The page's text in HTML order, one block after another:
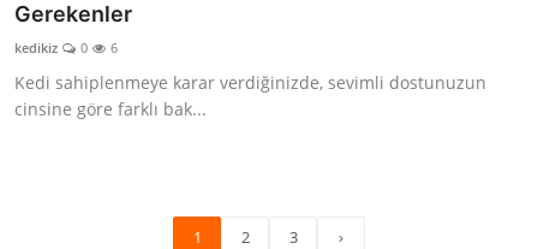
Gerekenler
kedikiz 0 6
Kedi sahiplenmeye karar verdiğinizde, sevimli dostunuzun
cinsine göre farklı bak...
1 2 3 ›